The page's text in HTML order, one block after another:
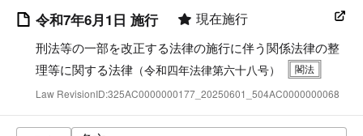
令和7年6月1日 施行 現在施行
刑法等の一部を改正する法律の施行に伴う関係法律の整
理等に関する法律 （令和四年法律第六十八号）
Law RevisionID:325AC0000000177_20250601_504AC0000000068